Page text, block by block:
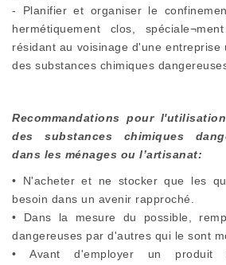
- Planifier et organiser le
hermétiquement clos,
résidant au voisinage d'une entreprise
des substances chimiques
Recommandations pour
des substances chimiques
dans les ménages ou l’artisanat:
• N'acheter et ne stocker que les
besoin dans un avenir rapproché.
• Dans la mesure du possible,
dangereuses par d'autres qui le sont
• Avant d'employer un produit